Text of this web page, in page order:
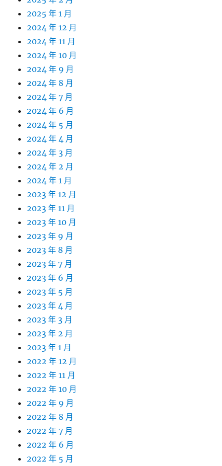
2025 年 1 月
2024 年 12 月
2024 年 11 月
2024 年 10 月
2024 年 9 月
2024 年 8 月
2024 年 7 月
2024 年 6 月
2024 年 5 月
2024 年 4 月
2024 年 3 月
2024 年 2 月
2024 年 1 月
2023 年 12 月
2023 年 11 月
2023 年 10 月
2023 年 9 月
2023 年 8 月
2023 年 7 月
2023 年 6 月
2023 年 5 月
2023 年 4 月
2023 年 3 月
2023 年 2 月
2023 年 1 月
2022 年 12 月
2022 年 11 月
2022 年 10 月
2022 年 9 月
2022 年 8 月
2022 年 7 月
2022 年 6 月
2022 年 5 月